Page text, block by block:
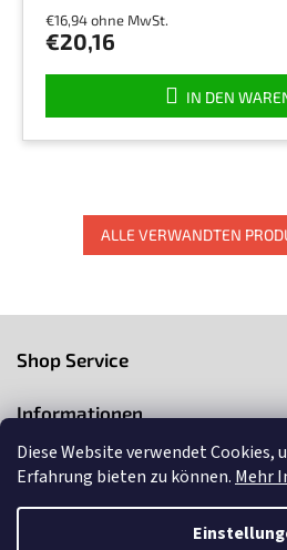
Diese Website verwendet Cookies,
Erfahrung bieten zu können. Mehr
von
5
€16,94 ohne MwSt.
€20,16
IN DEN
ALLE VERWANDTEN
e
Shop Service
Informationen
Kontakt